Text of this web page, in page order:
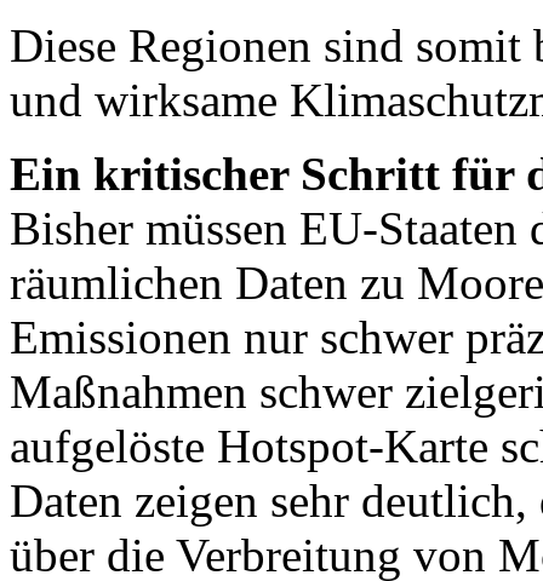
Diese Regionen sind somit
und wirksame
Ein kritischer Schritt für
Bisher müssen EU-
räumlichen Daten zu
Emissionen nur schwer
Maßnahmen schwer
aufgelöste Hotspot-Karte
Daten zeigen sehr
über die Verbreitung von